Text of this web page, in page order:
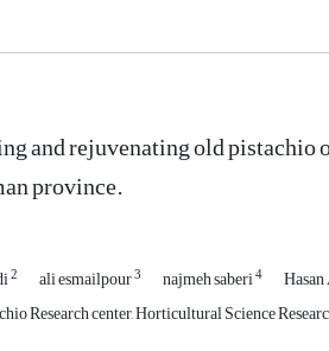
and rejuvenating old pistachio
province.
2 ali esmailpour3 najmeh saberi4
Research center, Horticultural Science